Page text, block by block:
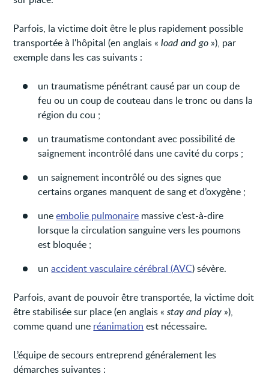
Parfois, la victime doit être le plus rapidement possible
transportée à l'hôpital (en anglais «load and go »), par
exemple dans les cas suivants :
un traumatisme pénétrant causé par un coup de
feu ou un coup de couteau dans le tronc ou dans la
région du cou ;
un traumatisme contondant avec possibilité de
saignement incontrôlé dans une cavité du corps ;
un saignement incontrôlé ou des signes que
certains organes manquent de sang et d’oxygène ;
uneembolie pulmonaire massive c’est-à-dire
lorsque la circulation sanguine vers les poumons
est bloquée ;
unaccident vasculaire cérébral (AVC) sévère.
Parfois, avant de pouvoir être transportée, la victime doit
être stabilisée sur place (en anglais «stay and play »),
comme quand une réanimation est nécessaire.
L’équipe de secours entreprend généralement les
démarches suivantes :